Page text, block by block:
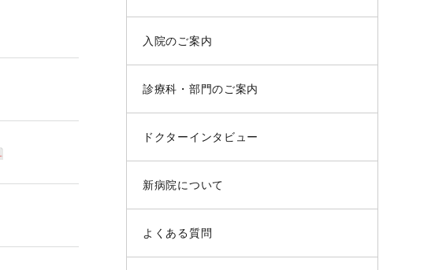
入院のご案内
診療科・部門のご案内
ドクターインタビュー
新病院について
よくある質問